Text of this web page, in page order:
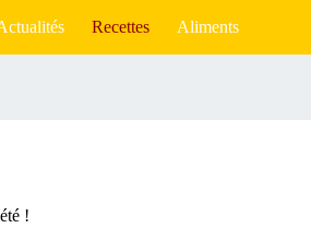
Recettes Aliments
!